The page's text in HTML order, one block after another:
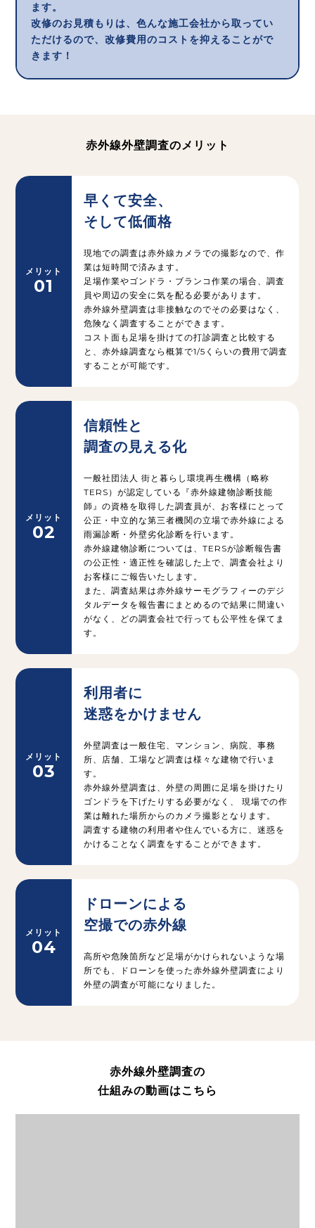
ます。
改修のお見積もりは、色んな施工会社から取ってい
ただけるので、改修費用のコストを抑えることがで
きます！
赤外線外壁調査のメリット
メリット
01
早くて安全、
そして低価格
現地での調査は赤外線カメラでの撮影なので、作
業は短時間で済みます。
足場作業やゴンドラ・ブランコ作業の場合、調査
員や周辺の安全に気を配る必要があります。
赤外線外壁調査は非接触なのでその必要はなく、
危険なく調査することができます。
コスト面も足場を掛けての打診調査と比較する
と、赤外線調査なら概算で1/5くらいの費用で調査
することが可能です。
メリット
02
信頼性と
調査の見える化
一般社団法人 街と暮らし環境再生機構（略称
TERS）が認定している『赤外線建物診断技能
師』の資格を取得した調査員が、お客様にとって
公正・中立的な第三者機関の立場で赤外線による
雨漏診断・外壁劣化診断を行います。
赤外線建物診断については、TERSが診断報告書
の公正性・適正性を確認した上で、調査会社より
お客様にご報告いたします。
また、調査結果は赤外線サーモグラフィーのデジ
タルデータを報告書にまとめるので結果に間違い
がなく、どの調査会社で行っても公平性を保てま
す。
メリット
03
利用者に
迷惑をかけません
外壁調査は一般住宅、マンション、病院、事務
所、店舗、工場など調査は様々な建物で行いま
す。
赤外線外壁調査は、外壁の周囲に足場を掛けたり
ゴンドラを下げたりする必要がなく、
現場での作
業は離れた場所からのカメラ撮影となります。
調査する建物の利用者や住んでいる方に、迷惑を
かけることなく調査をすることができます。
メリット
04
ドローンによる
空撮での赤外線
高所や危険箇所など足場がかけられないような場
所でも、
ドローンを使った赤外線外壁調査により
外壁の調査が可能になりました。
赤外線外壁調査の
仕組みの動画はこちら